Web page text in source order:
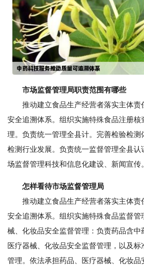
市场监督管理局职责范围有哪些
推动建立食品生产经营者落实主体责
安全追溯体系。组织实施特殊食品注册核
理。负责统一管理全县计。完善检验检测
检测行业发展。负责统一监督管理全县认
场监督管理科技和信息化建设、新闻宣传
怎样看待市场监督管理局
推动建立食品生产经营者落实主体责
安全追溯体系。组织实施特殊食品监督管
械、化妆品安全监督管理：负责药品含中
医疗器械、化妆品安全监督管理，以及
管理。依法承担药品、医疗器械、化妆品